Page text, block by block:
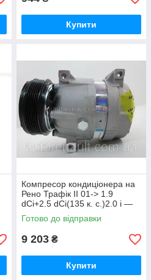
Купити
Компресор кондиціонера на
Рено Трафік II 01-> 1.9
dCi+2.5 dCi(135 к. с.)2.0 i —
Delphi - TSP0155023
Готово до відправки
9 203 ₴
Купити